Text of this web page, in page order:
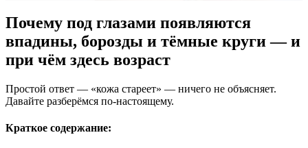
Почему под глазами появляются
впадины, борозды и тёмные круги — и
при чём здесь возраст
Простой ответ — «кожа стареет» — ничего не объясняет.
Давайте разберёмся по-настоящему.
Краткое содержание: